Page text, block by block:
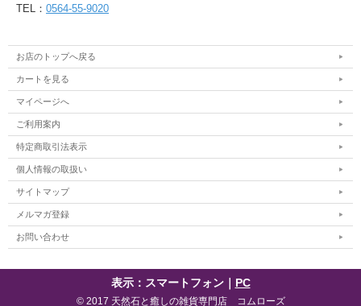
TEL： 0564-55-9020
お店のトップへ戻る
カートを見る
マイページへ
ご利用案内
特定商取引法表示
個人情報の取扱い
サイトマップ
メルマガ登録
お問い合わせ
表示：スマートフォン｜ PC
© 2017 天然石と癒しの雑貨専門店 コムローズ